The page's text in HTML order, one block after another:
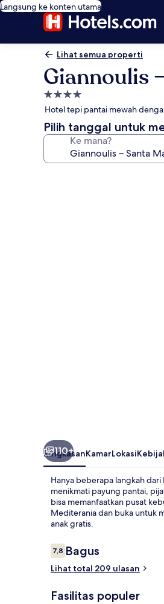
Langsung ke konten utama
Lihat semua properti
Giannoulis
Properti
bintang
4.0
Hotel tepi pantai mewah
Pilih tanggal untuk
Ke mana?
110+
RingkasanKamarLokasi
Hanya beberapa langkah dari
menikmati payung pantai,
bisa memanfaatkan pusat
Mediterania dan buka untuk
anak gratis.
Ulasan
7,87,8 dari 10
Bagus
Lihat total 209 ulasan
Fasilitas populer